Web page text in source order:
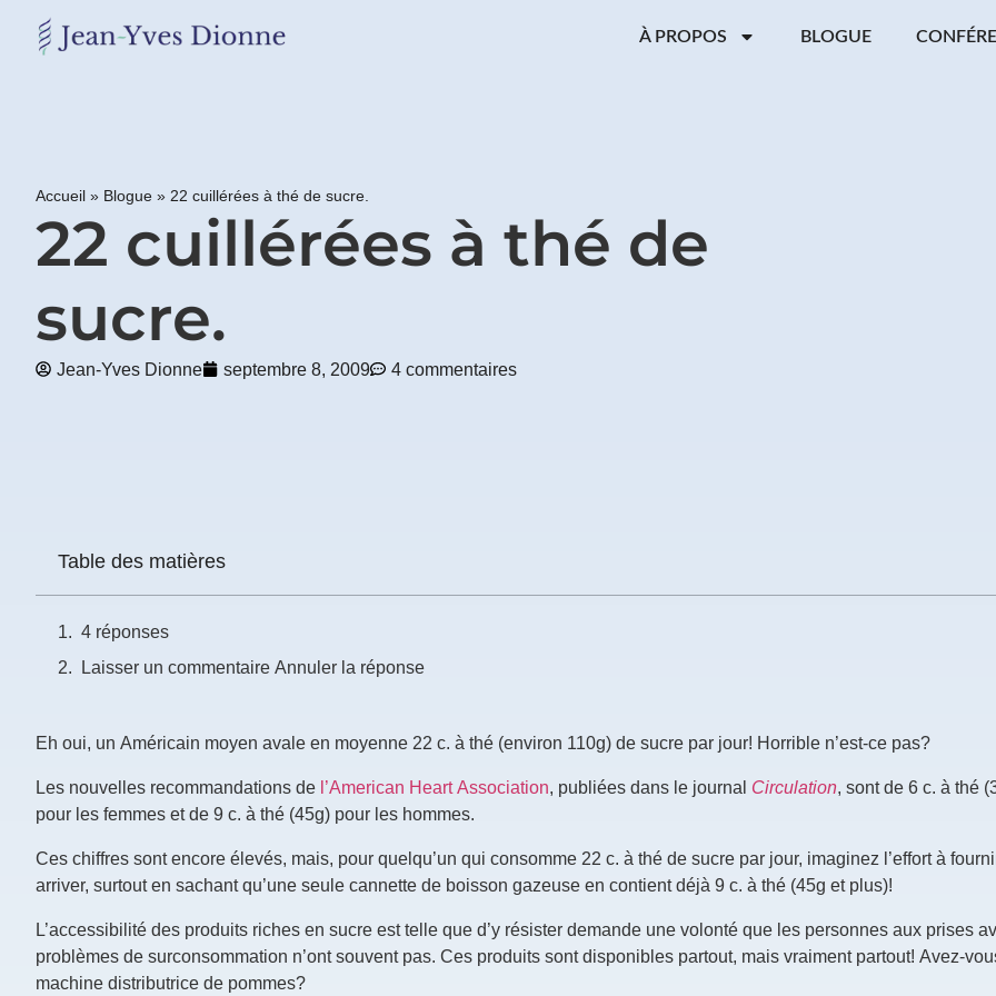
À PROPOS BLOGUE
Accueil » Blogue » 22 cuillérées à thé de sucre.
22 cuillérées à thé de
sucre.
Jean-Yves Dionne septembre 8, 2009 4 commentaires
Table des matières
4 réponses
Laisser un commentaire Annuler la réponse
Eh oui, un Américain moyen avale en moyenne 22 c. à thé (environ 110g) de sucre par jour! Horrible n’est-ce pas?
Les nouvelles recommandations de l’American Heart Association, publiées dans le journal Circulation, sont de 6 c. à thé
pour les femmes et de 9 c. à thé (45g) pour les hommes.
Ces chiffres sont encore élevés, mais, pour quelqu’un qui consomme 22 c. à thé de sucre par jour, imaginez l’effort à
arriver, surtout en sachant qu’une seule cannette de boisson gazeuse en contient déjà 9 c. à thé (45g et plus)!
L’accessibilité des produits riches en sucre est telle que d’y résister demande une volonté que les personnes aux prises
problèmes de surconsommation n’ont souvent pas. Ces produits sont disponibles partout, mais vraiment partout! Avez-
machine distributrice de pommes?
Obtenez
gratuitement
mon
GRAS,
MAUVAIS
GRAS"
Prénom
Courriel
vous
en
temps
Je
!